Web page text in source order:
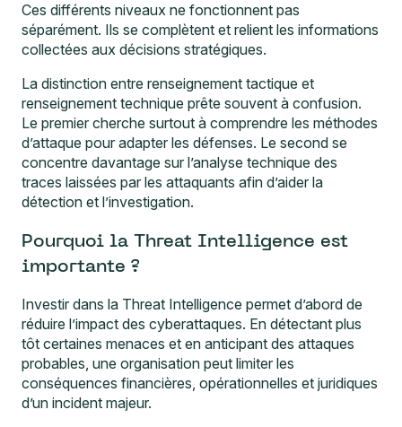
Ces différents niveaux ne fonctionnent pas
séparément. Ils se complètent et relient les informations
collectées aux décisions stratégiques.
La distinction entre renseignement tactique et
renseignement technique prête souvent à confusion.
Le premier cherche surtout à comprendre les méthodes
d’attaque pour adapter les défenses. Le second se
concentre davantage sur l’analyse technique des
traces laissées par les attaquants afin d’aider la
détection et l’investigation.
Pourquoi la Threat Intelligence est
importante ?
Investir dans la Threat Intelligence permet d’abord de
réduire l’impact des cyberattaques. En détectant plus
tôt certaines menaces et en anticipant des attaques
probables, une organisation peut limiter les
conséquences financières, opérationnelles et juridiques
d’un incident majeur.